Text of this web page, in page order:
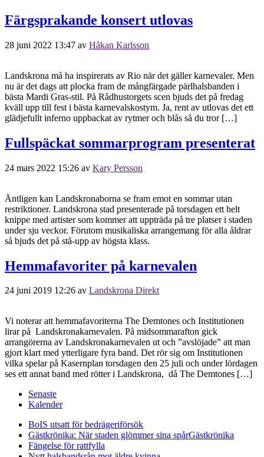
Färgsprakande konsert utlovas
28 juni 2022 13:47 av Håkan Karlsson
Landskrona må ha inspirerats av Rio när det gäller karnevaler. Men
nu är det dags att plocka fram de mångfärgade pärlhalsbanden i
bästa Mardi Gras-stil. På Rådhustorgets scen bjuds det på fredag
kväll upp till fest i bästa karnevalskostym. Ja, rent av utlovas det ett
glädjefullt inferno uppbackat av rytmer och blås så du tror […]
Fullspäckat sommarprogram presenterat
24 mars 2022 15:26 av Kary Persson
Äntligen kan Landskronaborna se fram emot en sommar utan
restriktioner. Landskrona stad presenterade på torsdagen ett helt
knippe med artister som kommer att uppträda på tre platser i staden
under sju veckor. Förutom musikaliska arrangemang för alla åldrar
så bjuds det på stå-upp av högsta klass.
Hemmafavoriter på karnevalen
24 juni 2019 12:26 av Landskrona Direkt
Vi noterar att hemmafavoriterna The Demtones och Institutionen
lirar på Landskronakarnevalen. På midsommarafton gick
arrangörerna av Landskronakarnevalen ut och ”avslöjade” att man
gjort klart med ytterligare fyra band. Det rör sig om Institutionen
vilka spelar på Kasernplan torsdagen den 25 juli och under lördagen
ses ett annat band med rötter i Landskrona, då The Demtones […]
Senaste
Kalender
BoIS utsatt för bedrägeriförsök
Gästkrönika: När staden glömmer sina spårGästkrönika
Fängelse för rattfylla